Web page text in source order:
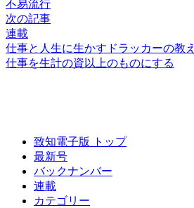
不易流行
次の記事
連載
仕事と人生に生かすドラッカーの教え
仕事を生計の資以上のものにする
致知電子版 トップ
最新号
バックナンバー
連載
カテゴリー